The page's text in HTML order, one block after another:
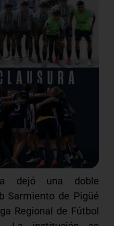
dejó una doble
Sarmiento de Pigüé
Regional de Fútbol